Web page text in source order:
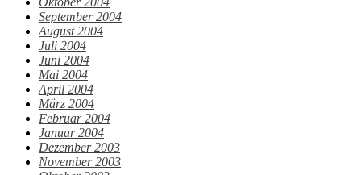
September 2004
August 2004
Juli 2004
Juni 2004
Mai 2004
April 2004
März 2004
Februar 2004
Januar 2004
Dezember 2003
November 2003